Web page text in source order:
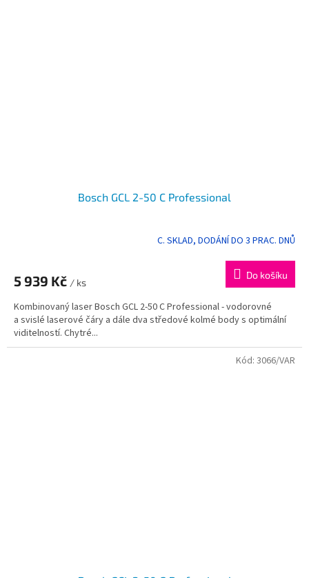
Bosch GCL 2-50 C Professional
C. SKLAD, DODÁNÍ DO 3 PRAC. DNŮ
5 939 Kč / ks
Do košíku
Kombinovaný laser Bosch GCL 2-50 C Professional - vodorovné
a svislé laserové čáry a dále dva středové kolmé body s optimální
viditelností. Chytré...
Kód: 3066/VAR